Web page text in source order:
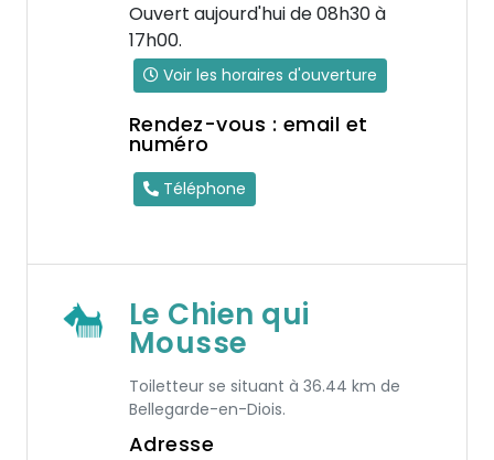
Ouvert aujourd'hui de 08h30 à
17h00.
Voir les horaires d'ouverture
Rendez-vous : email et
numéro
Téléphone
Le Chien qui
Mousse
Toiletteur se situant à 36.44 km de
Bellegarde-en-Diois.
Adresse